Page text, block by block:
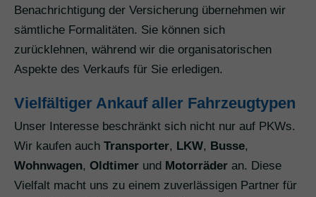
Benachrichtigung der Versicherung übernehmen wir
sämtliche Formalitäten. Sie können sich
zurücklehnen, während wir die organisatorischen
Aspekte des Verkaufs für Sie erledigen.
Vielfältiger Ankauf aller Fahrzeugtypen
Unser Interesse beschränkt sich nicht nur auf PKWs.
Wir kaufen auch Transporter, LKW, Busse,
Wohnwagen, Oldtimer und Motorräder an. Diese
Vielfalt macht uns zu einem zuverlässigen Partner für